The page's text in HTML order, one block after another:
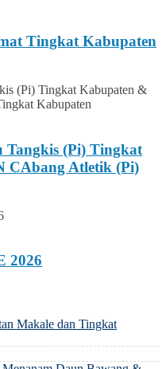
Tingkat Kabupaten
Tangkis (Pi) Tingkat
CAbang Atletik (Pi)
2026
Makale dan Tingkat